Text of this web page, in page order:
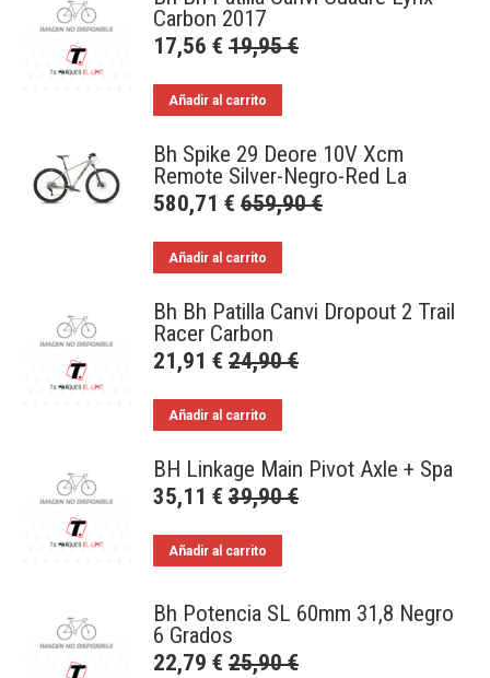
Carbon 2017
17,56 € 19,95€
Añadir al carrito
Bh Spike 29 Deore 10V Xcm
Remote Silver-Negro-Red La
580,71 € 659,90€
Añadir al carrito
Bh Bh Patilla Canvi Dropout 2 Trail
Racer Carbon
21,91 € 24,90€
Añadir al carrito
BH Linkage Main Pivot Axle + Spa
35,11 € 39,90€
Añadir al carrito
Bh Potencia SL 60mm 31,8 Negro
6 Grados
22,79 € 25,90€